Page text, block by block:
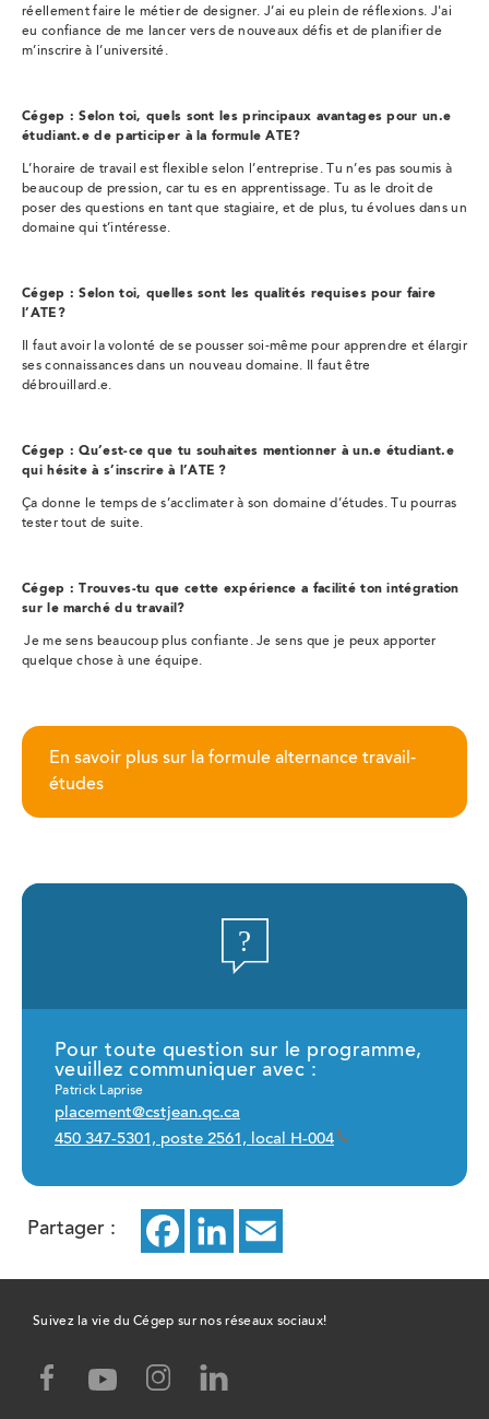
Partager : Facebook
ce
ouvrira
dans
LinkedIn
ce
ouvriraouvrira
réellement faire le métier de designer. J’ai eu plein de réflexions. J'ai
eu confiance de me lancer vers de nouveaux défis et de planifier de
m’inscrire à l’université.
Cégep : Selon toi, quels sont les principaux avantages pour un.e
étudiant.e de participer à la formule ATE?
L’horaire de travail est flexible selon l’entreprise. Tu n’es pas soumis à
beaucoup de pression, car tu es en apprentissage. Tu as le droit de
poser des questions en tant que stagiaire, et de plus, tu évolues dans un
domaine qui t’intéresse.
Cégep : Selon toi, quelles sont les qualités requises pour faire
l’ATE?
Il faut avoir la volonté de se pousser soi-même pour apprendre et élargir
ses connaissances dans un nouveau domaine. Il faut être
débrouillard.e.
Cégep : Qu’est-ce que tu souhaites mentionner à un.e étudiant.e
qui hésite à s’inscrire à l’ATE ?
Ça donne le temps de s’acclimater à son domaine d’études. Tu pourras
tester tout de suite.
Cégep : Trouves-tu que cette expérience a facilité ton intégration
sur le marché du travail?
Je me sens beaucoup plus confiante. Je sens que je peux apporter
quelque chose à une équipe.
En savoir plus sur la formule alternance travail-
études
Pour toute question sur le programme,
veuillez communiquer avec :
Patrick Laprise
placement@cstjean.qc.ca
450 347-5301, poste 2561, local H-004
Suivez la vie du Cégep sur nos réseaux sociaux!
facebook,youtube,instagram,
linked-